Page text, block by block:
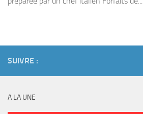
SUIVRE :
A LA UNE